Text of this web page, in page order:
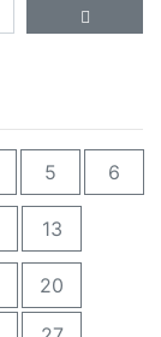
5 6
13
20